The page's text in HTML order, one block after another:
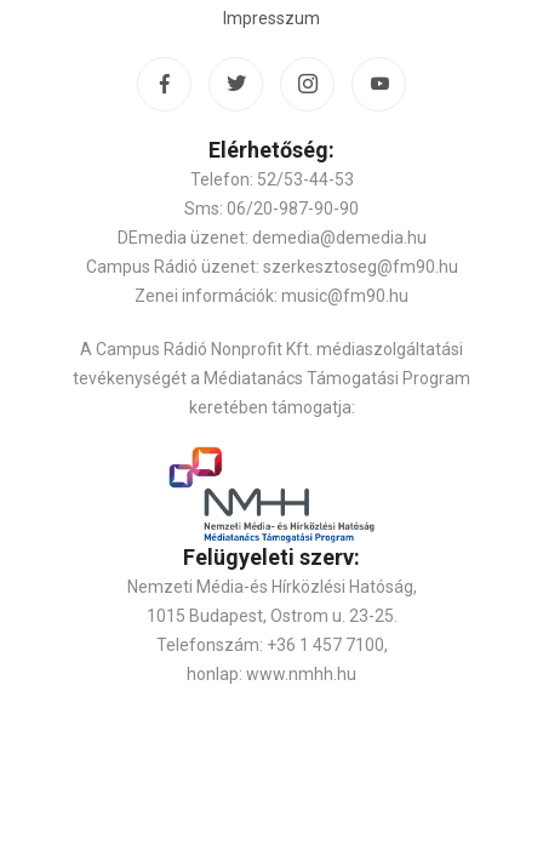
Impresszum
Elérhetőség:
Telefon: 52/53-44-53
Sms: 06/20-987-90-90
DEmedia üzenet: demedia@demedia.hu
Campus Rádió üzenet: szerkesztoseg@fm90.hu
Zenei információk: music@fm90.hu
A Campus Rádió Nonprofit Kft. médiaszolgáltatási
tevékenységét a Médiatanács Támogatási Program
keretében támogatja:
Felügyeleti szerv:
Nemzeti Média-és Hírközlési Hatóság,
1015 Budapest, Ostrom u. 23-25.
Telefonszám: +36 1 457 7100,
honlap: www.nmhh.hu